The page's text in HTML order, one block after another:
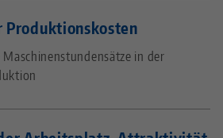
Produktionskosten
in der